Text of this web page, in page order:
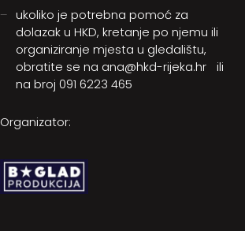
ukoliko je potrebna pomoć za
dolazak u HKD, kretanje po njemu ili
organiziranje mjesta u gledalištu,
obratite se na ana@hkd-rijeka.hr
ili
na broj091 6223 465
Organizator: